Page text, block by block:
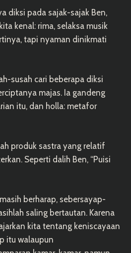
diksi pada sajak-sajak Ben,
kenal: rima, selaksa musik
tapi nyaman dinikmati
susah cari beberapa diksi
majas. Ia gandeng
itu, dan holla: metafor
produk sastra yang relatif
Seperti dalih Ben, “Puisi
berharap, sebersayap-
saling bertautan. Karena
kita tentang keniscayaan
itu walaupun